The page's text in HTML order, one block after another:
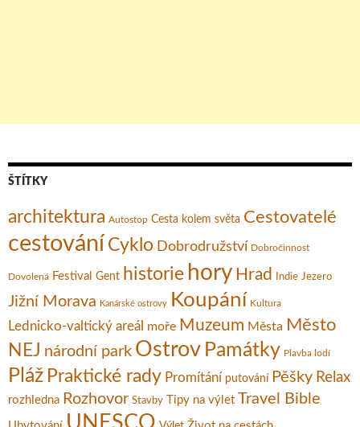
ŠTÍTKY
architektura Autostop Cesta kolem světa Cestovatelé
cestování Cyklo Dobrodružství Dobročinnost
Dovolená Festival Gent historie hory Hrad Indie Jezero
Jižní Morava Kanárské ostrovy Koupání Kultura
Lednicko-valtický areál moře Muzeum Města Město
NEJ národní park Ostrov Památky Plavba lodí
Pláž Praktické rady Promítání putování Pěšky Relax
rozhledna Rozhovor Stavby Tipy na výlet Travel Bible
UNESCO